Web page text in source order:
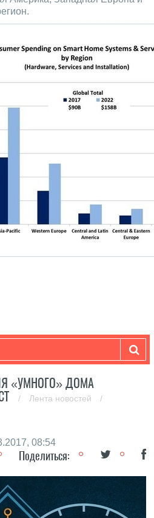
«УМНОГО» ДОМА
/ Лента новостей
/
08:54
Поделиться: